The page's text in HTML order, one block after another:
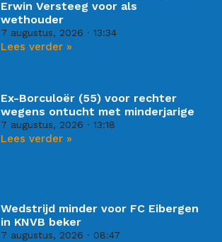
Erwin Versteeg voor als
wethouder
7 augustus, 2026 13:34
Lees verder »
Ex-Borculoër (55) voor rechter
wegens ontucht met minderjarige
7 augustus, 2026 13:18
Lees verder »
Wedstrijd minder voor FC Eibergen
in KNVB beker
7 augustus, 2026 08:47